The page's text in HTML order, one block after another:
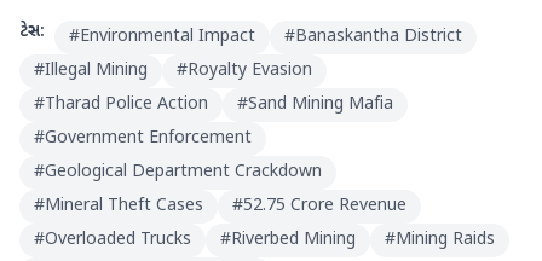
ટેગ્સ: #Environmental Impact #Banaskantha District
#Illegal Mining #Royalty Evasion
#Tharad Police Action #Sand Mining Mafia
#Government Enforcement
#Geological Department Crackdown
#Mineral Theft Cases #52.75 Crore Revenue
#Overloaded Trucks #Riverbed Mining #Mining Raids